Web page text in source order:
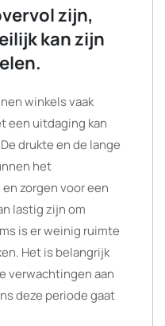
zijn,
kan zijn
winkels vaak
een uitdaging kan
drukte en de lange
het
zorgen voor een
lastig zijn om
is er weinig ruimte
Het is belangrijk
verwachtingen aan
deze periode gaat